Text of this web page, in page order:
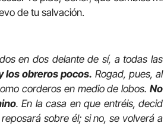
de tu salvación.
en dos delante de sí, a todas las
los obreros pocos. Rogad, pues, al
corderos en medio de lobos. No
. En la casa en que entréis, decid
sobre él; si no, se volverá a